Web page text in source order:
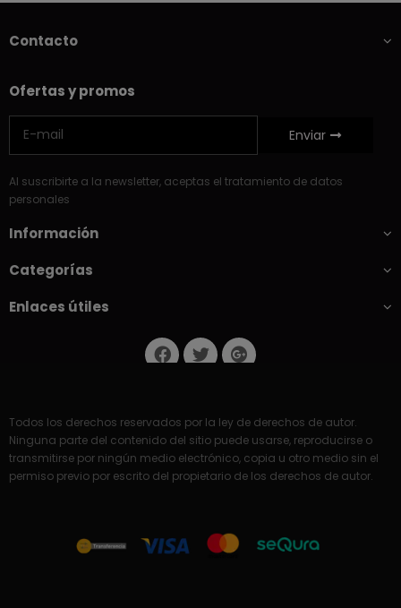
Contacto
Ofertas y promos
Enviar
Al suscribirte a la newsletter, aceptas el tratamiento de datos
personales
Información
Categorías
Enlaces útiles
Todos los derechos reservados por la ley de derechos de autor.
Ninguna parte del contenido del sitio puede usarse, reproducirse o
transmitirse por ningún medio electrónico, copia u otro medio sin el
permiso previo por escrito del propietario de los derechos de autor.